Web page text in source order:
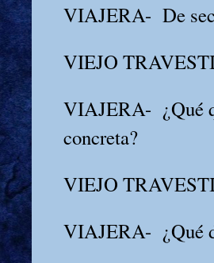
VIAJERA- De
VIEJO
VIAJERA- ¿Qué
concreta?
VIEJO
VIAJERA- ¿Qué